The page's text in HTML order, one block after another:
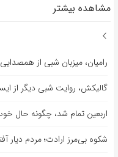
مشاهده بیشتر
رامیان، میزبان شبی از
گالیکش، روایت شبی دیگر از
اربعین تمام شد، چگونه حال
شکوه بی‌مرز ارادت؛ مردم